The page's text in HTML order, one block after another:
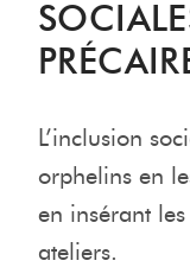
L’inclusion
orphelins en
en insérant
ateliers.